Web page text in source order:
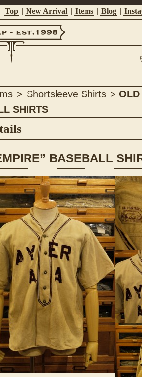
Top New Arrival Items Blog
> Shortsleeve Shirts > OLD
SHIRTS
BASEBALL